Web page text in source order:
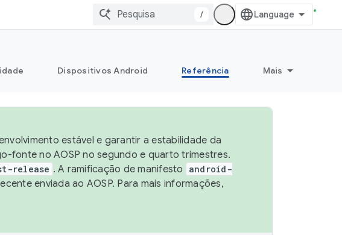
/
Dispositivos Android Referência Mais
estável e garantir a estabilidade da
fonte no AOSP no segundo e quarto trimestres.
release . A ramificação de manifesto
android-
enviada ao AOSP. Para mais informações,